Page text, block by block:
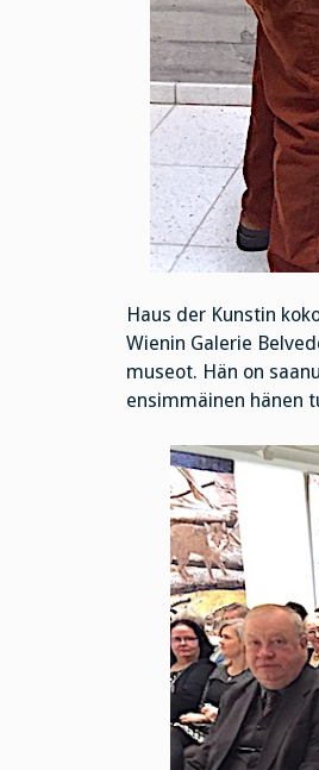
Haus der Kunstin
Wienin Galerie
museot. Hän on
ensimmäinen hänen